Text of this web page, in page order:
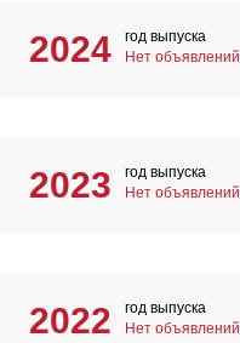
2024
год выпуска
Нет объявлений
2023
год выпуска
Нет объявлений
2022
год выпуска
Нет объявлений